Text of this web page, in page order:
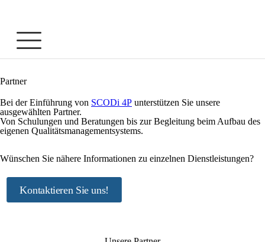
Partner
Bei der Einführung von SCODi 4P unterstützen Sie unsere
ausgewählten Partner.
Von Schulungen und Beratungen bis zur Begleitung beim Aufbau des
eigenen Qualitätsmanagementsystems.
Wünschen Sie nähere Informationen zu einzelnen Dienstleistungen?
Kontaktieren Sie uns!